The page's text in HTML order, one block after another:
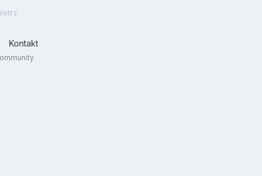
Kontakt